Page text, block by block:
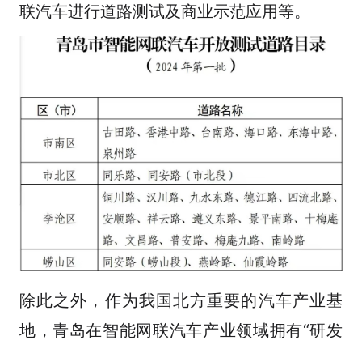
联汽车进行道路测试及商业示范应用等。
除此之外，作为我国北方重要的汽车产业基
地，青岛在智能网联汽车产业领域拥有“研发